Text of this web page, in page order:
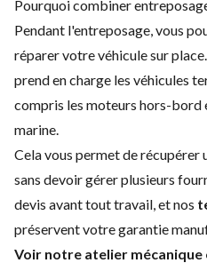
Pourquoi combiner
Pendant l'entreposage, vous
réparer votre véhicule sur
prend en charge les véhicules
compris les moteurs hors-bord
marine.
Cela vous permet de récupérer
sans devoir gérer plusieurs
devis avant tout travail, et nos
préservent votre garantie
Voir notre atelier